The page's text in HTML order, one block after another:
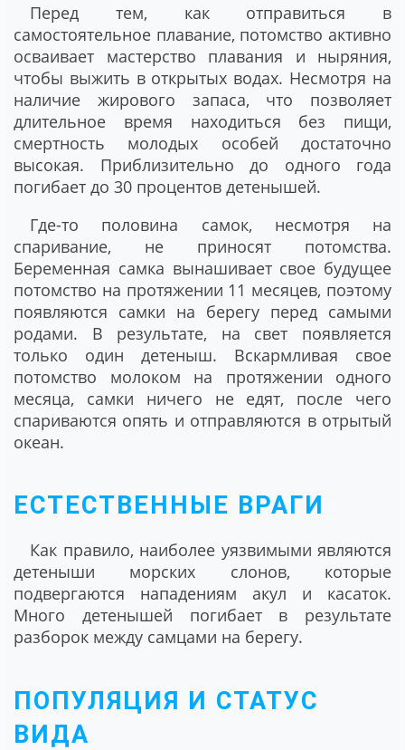
Перед тем, как отправиться в
самостоятельное плавание, потомство активно
осваивает мастерство плавания и ныряния,
чтобы выжить в открытых водах. Несмотря на
наличие жирового запаса, что позволяет
длительное время находиться без пищи,
смертность молодых особей достаточно
высокая. Приблизительно до одного года
погибает до 30 процентов детенышей.
Где-то половина самок, несмотря на
спаривание, не приносят потомства.
Беременная самка вынашивает свое будущее
потомство на протяжении 11 месяцев, поэтому
появляются самки на берегу перед самыми
родами. В результате, на свет появляется
только один детеныш. Вскармливая свое
потомство молоком на протяжении одного
месяца, самки ничего не едят, после чего
спариваются опять и отправляются в отрытый
океан.
ЕСТЕСТВЕННЫЕ ВРАГИ
Как правило, наиболее уязвимыми являются
детеныши морских слонов, которые
подвергаются нападениям акул и касаток.
Много детенышей погибает в результате
разборок между самцами на берегу.
ПОПУЛЯЦИЯ И СТАТУС
ВИДА